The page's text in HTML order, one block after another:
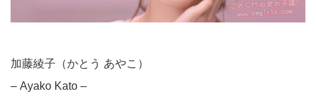
加藤綾子（かとう あやこ）
– Ayako Kato –